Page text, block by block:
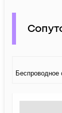
Беспроводное